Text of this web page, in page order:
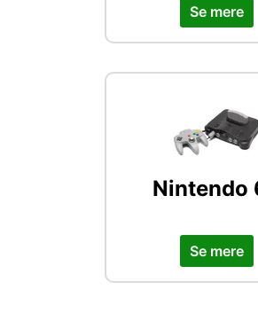
Se mere
Nintendo
Se mere